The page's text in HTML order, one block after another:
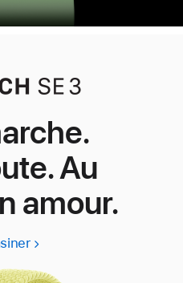
Au
amour.
Apple